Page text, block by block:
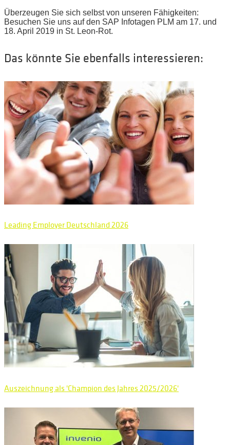
Überzeugen Sie sich selbst von unseren Fähigkeiten:
Besuchen Sie uns auf den SAP Infotagen PLM am 17. und
18. April 2019 in St. Leon-Rot.
Das könnte Sie ebenfalls interessieren:
Leading Employer Deutschland 2026
Auszeichnung als 'Champion des Jahres 2025/2026'